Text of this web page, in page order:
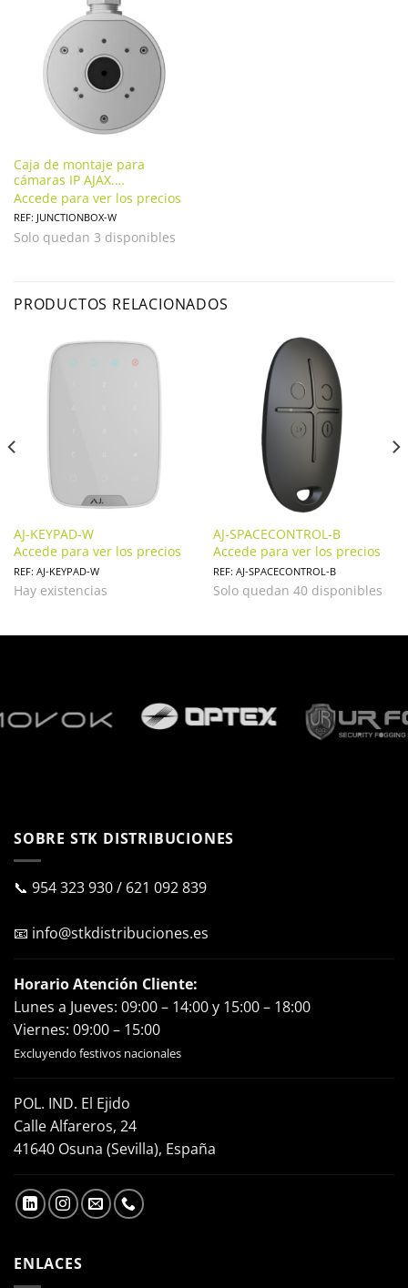
Caja de montaje para
cámaras IP AJAX.
JUNCTIONBOX-W
Accede para ver los precios
REF: JUNCTIONBOX-W
Solo quedan 3 disponibles
PRODUCTOS RELACIONADOS
AJ-KEYPAD-W
Accede para ver los precios
REF: AJ-KEYPAD-W
Hay existencias
AJ-SPACECONTROL-B
Accede para ver los precios
REF: AJ-SPACECONTROL-B
Solo quedan 40 disponibles
SOBRE STK DISTRIBUCIONES
📞 954 323 930/ 621 092 839
📧 info@stkdistribuciones.es
Horario Atención Cliente:
Lunes a Jueves: 09:00 – 14:00 y 15:00 – 18:00
Viernes: 09:00 – 15:00
Excluyendo festivos nacionales
POL. IND. El Ejido
Calle Alfareros, 24
41640 Osuna (Sevilla), España
ENLACES